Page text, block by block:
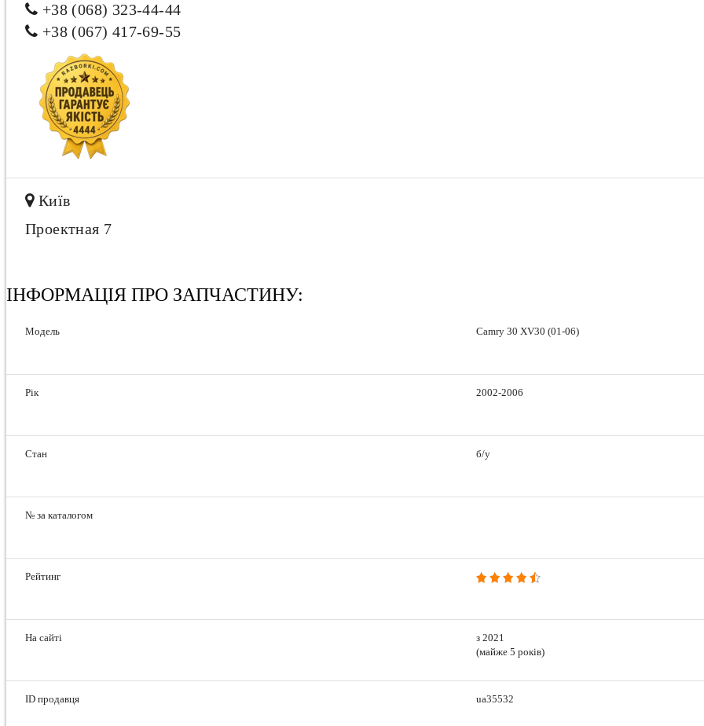
+38 (068) 323-44-44
+38 (067) 417-69-55
Київ
Проектная 7
ІНФОРМАЦІЯ ПРО ЗАПЧАСТИНУ:
Модель Camry 30 XV30 (01-06)
Рік 2002-2006
Стан б/у
№ за каталогом
Рейтинг
На сайті
з 2021
(майже 5 років)
ID продавця ua35532